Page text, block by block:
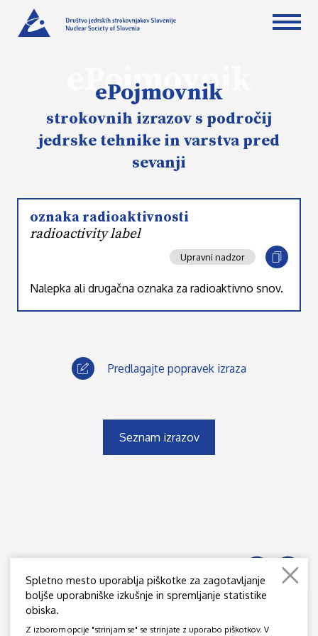
ePojmovnik
ePojmovnik
strokovnih izrazov s področij
jedrske tehnike in varstva pred
sevanji
oznaka radioaktivnosti
radioactivity label
Upravni nadzor
Nalepka ali drugačna oznaka za radioaktivno snov.
Predlagajte popravek izraza
Seznam izrazov
Spletno mesto uporablja piškotke za zagotavljanje
boljše uporabniške izkušnje in spremljanje statistike
obiska.
Z izborom opcije "strinjam se" se strinjate z uporabo piškotkov. V